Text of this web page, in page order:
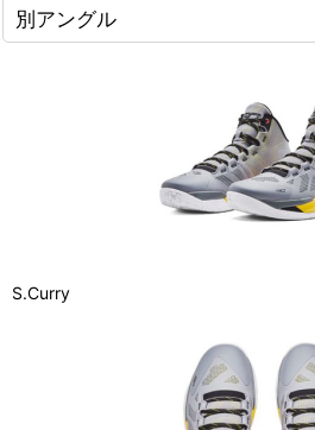
別アングル
S.Curry